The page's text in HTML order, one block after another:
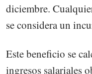
diciembre.
se considera un
Este beneficio se
ingresos salariales